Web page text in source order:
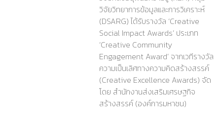
วิจัยวิทยาการข้อมูลและการวิเคราะห์
(DSARG) ได้รับรางวัล ‘Creative
Social Impact Awards’ ประเภท
‘Creative Community
Engagement Award’ จากเวทีรางวัล
ความเป็นเลิศทางความคิดสร้างสรรค์
(Creative Excellence Awards) จัด
โดย สำนักงานส่งเสริมเศรษฐกิจ
สร้างสรรค์ (องค์การมหาชน)